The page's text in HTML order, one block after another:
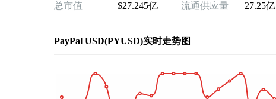
总市值 $27.245亿 流通供应量 27.25亿
PayPal USD(PYUSD)实时走势图